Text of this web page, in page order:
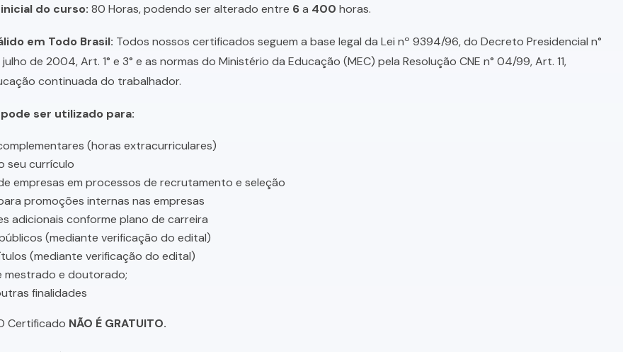
do curso: 80 Horas, podendo ser alterado entre 6a 400 horas.
em Todo Brasil: Todos nossos certificados seguem a base legal da Lei nº 9394/96, do Decreto Presidencial n°
de 2004, Art. 1° e 3° e as normas do Ministério da Educação (MEC) pela Resolução CNE n° 04/99, Art. 11,
continuada do trabalhador.
ser utilizado para:
(horas extracurriculares)
seu currículo
empresas em processos de recrutamento e seleção
promoções internas nas empresas
adicionais conforme plano de carreira
(mediante verificação do edital)
(mediante verificação do edital)
mestrado e doutorado;
finalidades
Certificado NÃO É GRATUITO.